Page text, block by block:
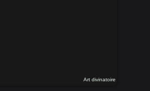
Art divinatoire